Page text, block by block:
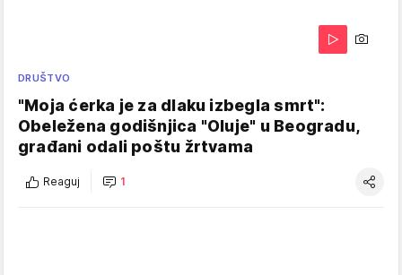
DRUŠTVO
"Moja ćerka je za dlaku izbegla smrt":
Obeležena godišnjica "Oluje" u Beogradu,
građani odali poštu žrtvama
Reaguj 1